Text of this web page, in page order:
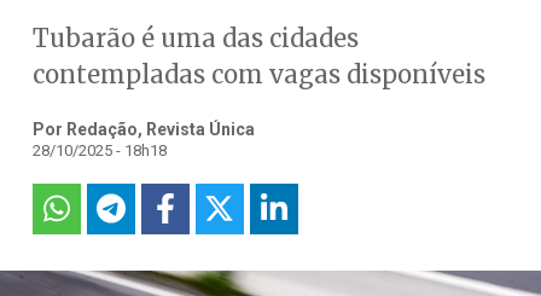
Tubarão é uma das cidades
contempladas com vagas disponíveis
Por Redação, Revista Única
28/10/2025 - 18h18